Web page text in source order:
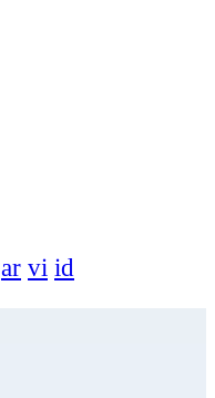
ar vi id